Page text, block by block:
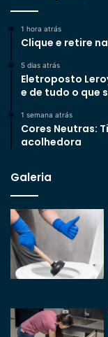
1 hora atrás
Clique e retire
5 dias atrás
Eletroposto
e de tudo o que
1 semana atrás
Cores Neutras:
acolhedora
Galeria